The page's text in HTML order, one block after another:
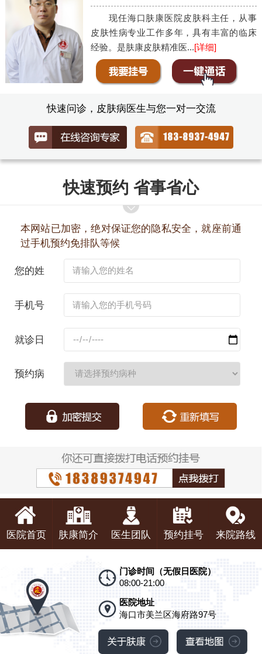
现任海口肤康医院皮肤科主任，从事
皮肤性病专业工作多年，具有丰富的临床
经验。是肤康皮肤精准医...[详细]
快速问诊，皮肤病医生与您一对一交流
快速预约 省事省心
本网站已加密，绝对保证您的隐私安全，就座前通
过手机预约免排队等候
您的姓
手机号
就诊日
预约病
医院首页 肤康简介 医生团队 预约挂号 来院路线
门诊时间（无假日医院）
08:00-21:00
医院地址
海口市美兰区海府路97号